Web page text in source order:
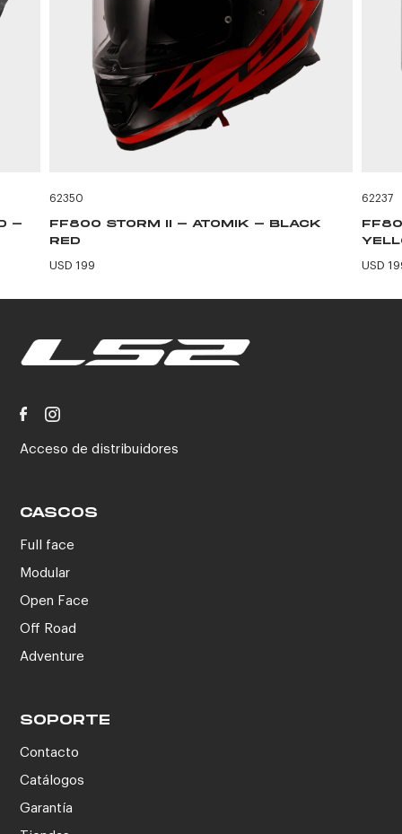
-
62350
FF800 STORM II - ATOMIK - BLACK
RED
USD 199
62237
USD
Acceso de distribuidores
CASCOS
Full face
Modular
Open Face
Off Road
Adventure
SOPORTE
Contacto
Catálogos
Garantía